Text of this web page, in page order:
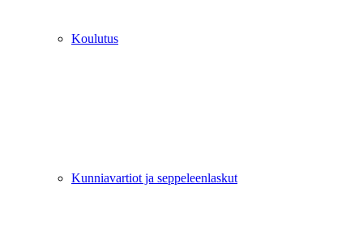
Koulutus
Kunniavartiot ja seppeleenlaskut